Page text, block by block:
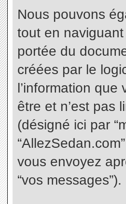
Nous pouvons
tout en
portée du
créées par le
l’information
être et n’est pas
(désigné ici par
vous envoyez
“vos messages”).